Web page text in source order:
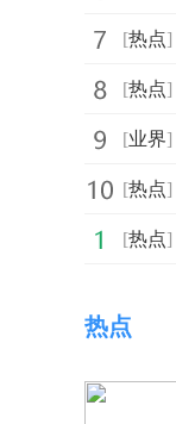
[热点]
[热点]
[业界]
[热点]
[热点]
热点